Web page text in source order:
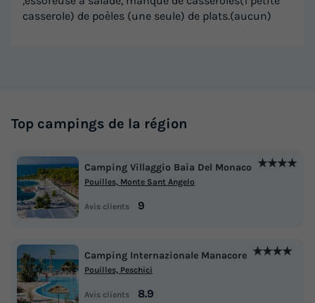
casserole) de poèles (une seule) de plats.(aucun)
Top campings de la région
Camping Villaggio Baia Del Monaco ★★★★
Pouilles, Monte Sant Angelo
Avis clients 9
Camping Internazionale Manacore ★★★★
Pouilles, Peschici
Avis clients 8.9